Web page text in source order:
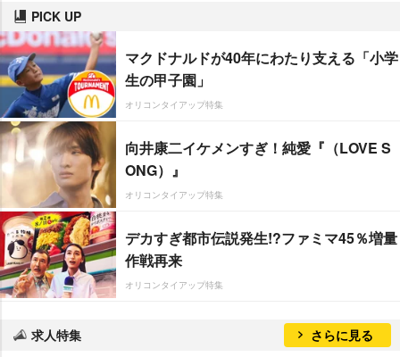
PICK UP
マクドナルドが40年にわたり支える「小学
生の甲子園」
オリコンタイアップ特集
向井康二イケメンすぎ！純愛『（LOVE S
ONG）』
オリコンタイアップ特集
デカすぎ都市伝説発生!?ファミマ45％増量
作戦再来
オリコンタイアップ特集
求人特集 さらに見る